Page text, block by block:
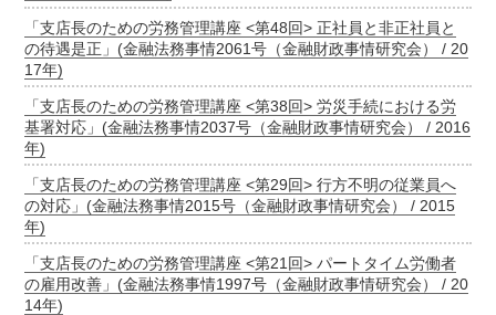
「支店長のための労務管理講座 <第48回> 正社員と非正社員と
の待遇是正」(金融法務事情2061号（金融財政事情研究会） / 20
17年)
「支店長のための労務管理講座 <第38回> 労災手続における労
基署対応」(金融法務事情2037号（金融財政事情研究会） / 2016
年)
「支店長のための労務管理講座 <第29回> 行方不明の従業員へ
の対応」(金融法務事情2015号（金融財政事情研究会） / 2015
年)
「支店長のための労務管理講座 <第21回> パートタイム労働者
の雇用改善」(金融法務事情1997号（金融財政事情研究会） / 20
14年)